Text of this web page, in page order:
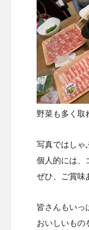
野菜も多く取
写真ではしゃ
個人的には、
ぜひ、ご賞味
皆さんもいっ
おいしいもの